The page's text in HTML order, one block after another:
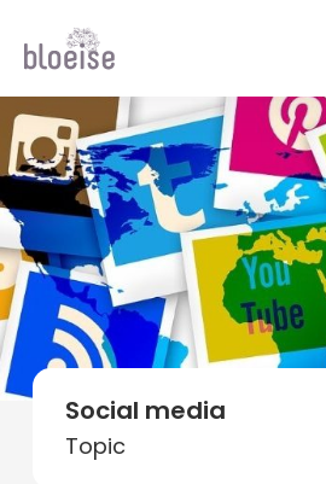
Contentmarketing
Online marketing
Branches
Marketing
Alle soorten artikelen
Alle topics
Social media
Topic